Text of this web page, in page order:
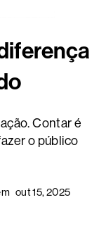
Contar é
o público
out 15, 2025